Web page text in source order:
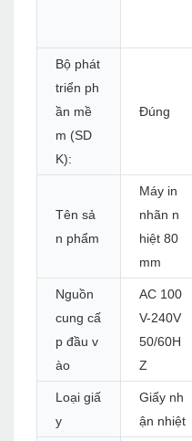
Bộ phát
triển ph
ần mề
m (SD
K):
Đúng
Tên sả
n phẩm
Máy in
nhãn n
hiệt 80
mm
Nguồn
cung cấ
p đầu v
ào
AC 100
V-240V
50/60H
Z
Loại giấ
y
Giấy nh
ận nhiệt